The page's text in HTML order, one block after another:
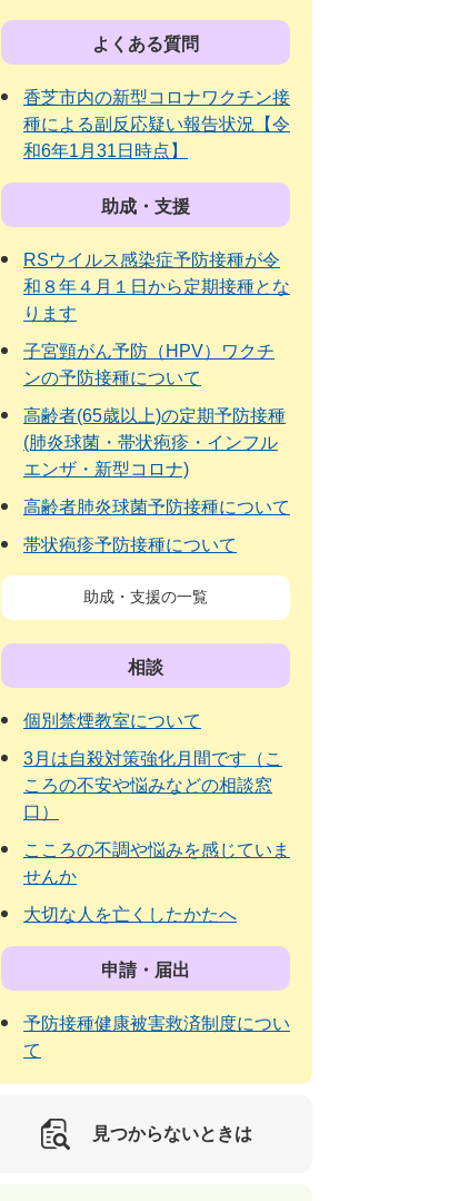
よくある質問
香芝市内の新型コロナワクチン接
種による副反応疑い報告状況【令
和6年1月31日時点】
助成・支援
RSウイルス感染症予防接種が令
和８年４月１日から定期接種とな
ります
子宮頸がん予防（HPV）ワクチ
ンの予防接種について
高齢者(65歳以上)の定期予防接種
(肺炎球菌・帯状疱疹・インフル
エンザ・新型コロナ)
高齢者肺炎球菌予防接種について
帯状疱疹予防接種について
助成・支援の一覧
相談
個別禁煙教室について
3月は自殺対策強化月間です（こ
ころの不安や悩みなどの相談窓
口）
こころの不調や悩みを感じていま
せんか
大切な人を亡くしたかたへ
申請・届出
予防接種健康被害救済制度につい
て
見つからないときは